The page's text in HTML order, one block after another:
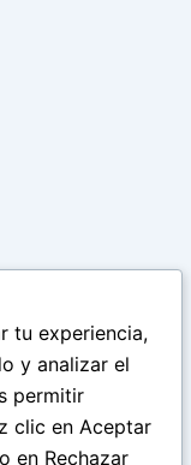
tu experiencia,
y analizar el
permitir
clic en Aceptar
en Rechazar